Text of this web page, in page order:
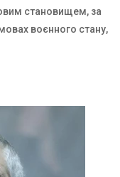
становищем, за
воєнного стану,